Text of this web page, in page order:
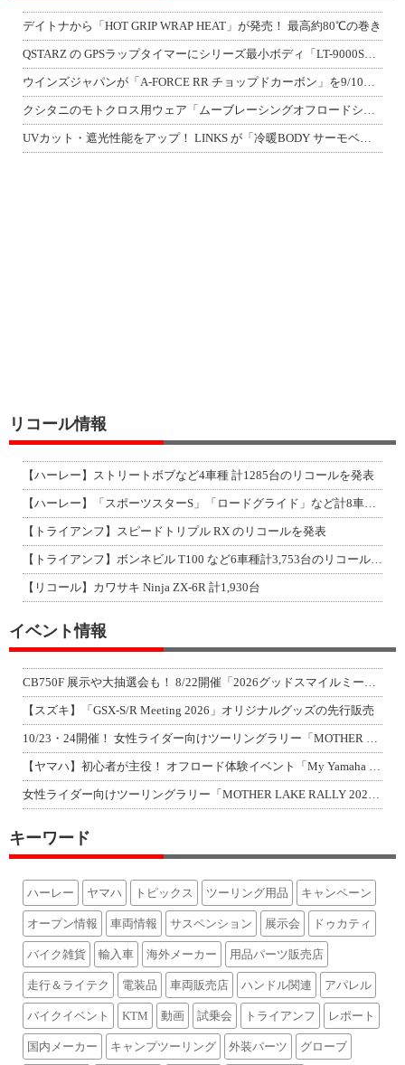
デイトナから「HOT GRIP WRAP HEAT」が発売！ 最高約80℃の巻き
QSTARZ の GPSラップタイマーにシリーズ最小ボディ「LT-9000S」が
ウインズジャパンが「A-FORCE RR チョップドカーボン」を9/10発売！
クシタニのモトクロス用ウェア「ムーブレーシングオフロードシリーズ」3アイテムが登
UVカット・遮光性能をアップ！ LINKS が「冷暖BODY サーモベスト」改良
リコール情報
【ハーレー】ストリートボブなど4車種 計1285台のリコールを発表
【ハーレー】「スポーツスターS」「ロードグライド」など計8車種のリコールを発表
【トライアンフ】スピードトリプル RX のリコールを発表
【トライアンフ】ボンネビル T100 など6車種計3,753台のリコールを発表
【リコール】カワサキ Ninja ZX-6R 計1,930台
イベント情報
CB750F 展示や大抽選会も！ 8/22開催「2026グッドスマイルミーティン
【スズキ】「GSX-S/R Meeting 2026」オリジナルグッズの先行販売
10/23・24開催！ 女性ライダー向けツーリングラリー「MOTHER LAKE
【ヤマハ】初心者が主役！ オフロード体験イベント「My Yamaha off-r
女性ライダー向けツーリングラリー「MOTHER LAKE RALLY 2026」
キーワード
ハーレー ヤマハ トピックス ツーリング用品 キャンペーン
オープン情報 車両情報 サスペンション 展示会 ドゥカティ
バイク雑貨 輸入車 海外メーカー 用品パーツ販売店
走行＆ライテク 電装品 車両販売店 ハンドル関連 アパレル
バイクイベント KTM 動画 試乗会 トライアンフ レポート
国内メーカー キャンプツーリング 外装パーツ グローブ